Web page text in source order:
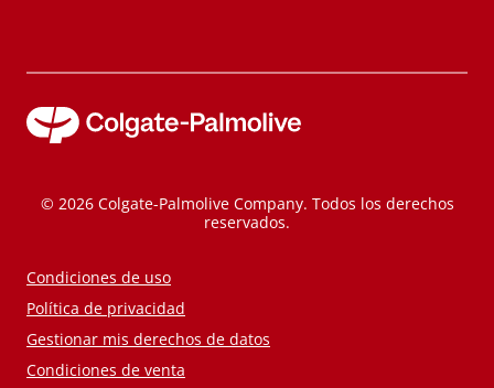
© 2026 Colgate-Palmolive Company. Todos los derechos
reservados.
Condiciones de uso
Política de privacidad
Gestionar mis derechos de datos
Condiciones de venta